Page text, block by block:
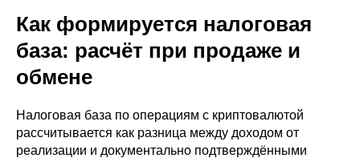
Как формируется налоговая
база: расчёт при продаже и
обмене
Налоговая база по операциям с криптовалютой
рассчитывается как разница между доходом от
реализации и документально подтверждёнными